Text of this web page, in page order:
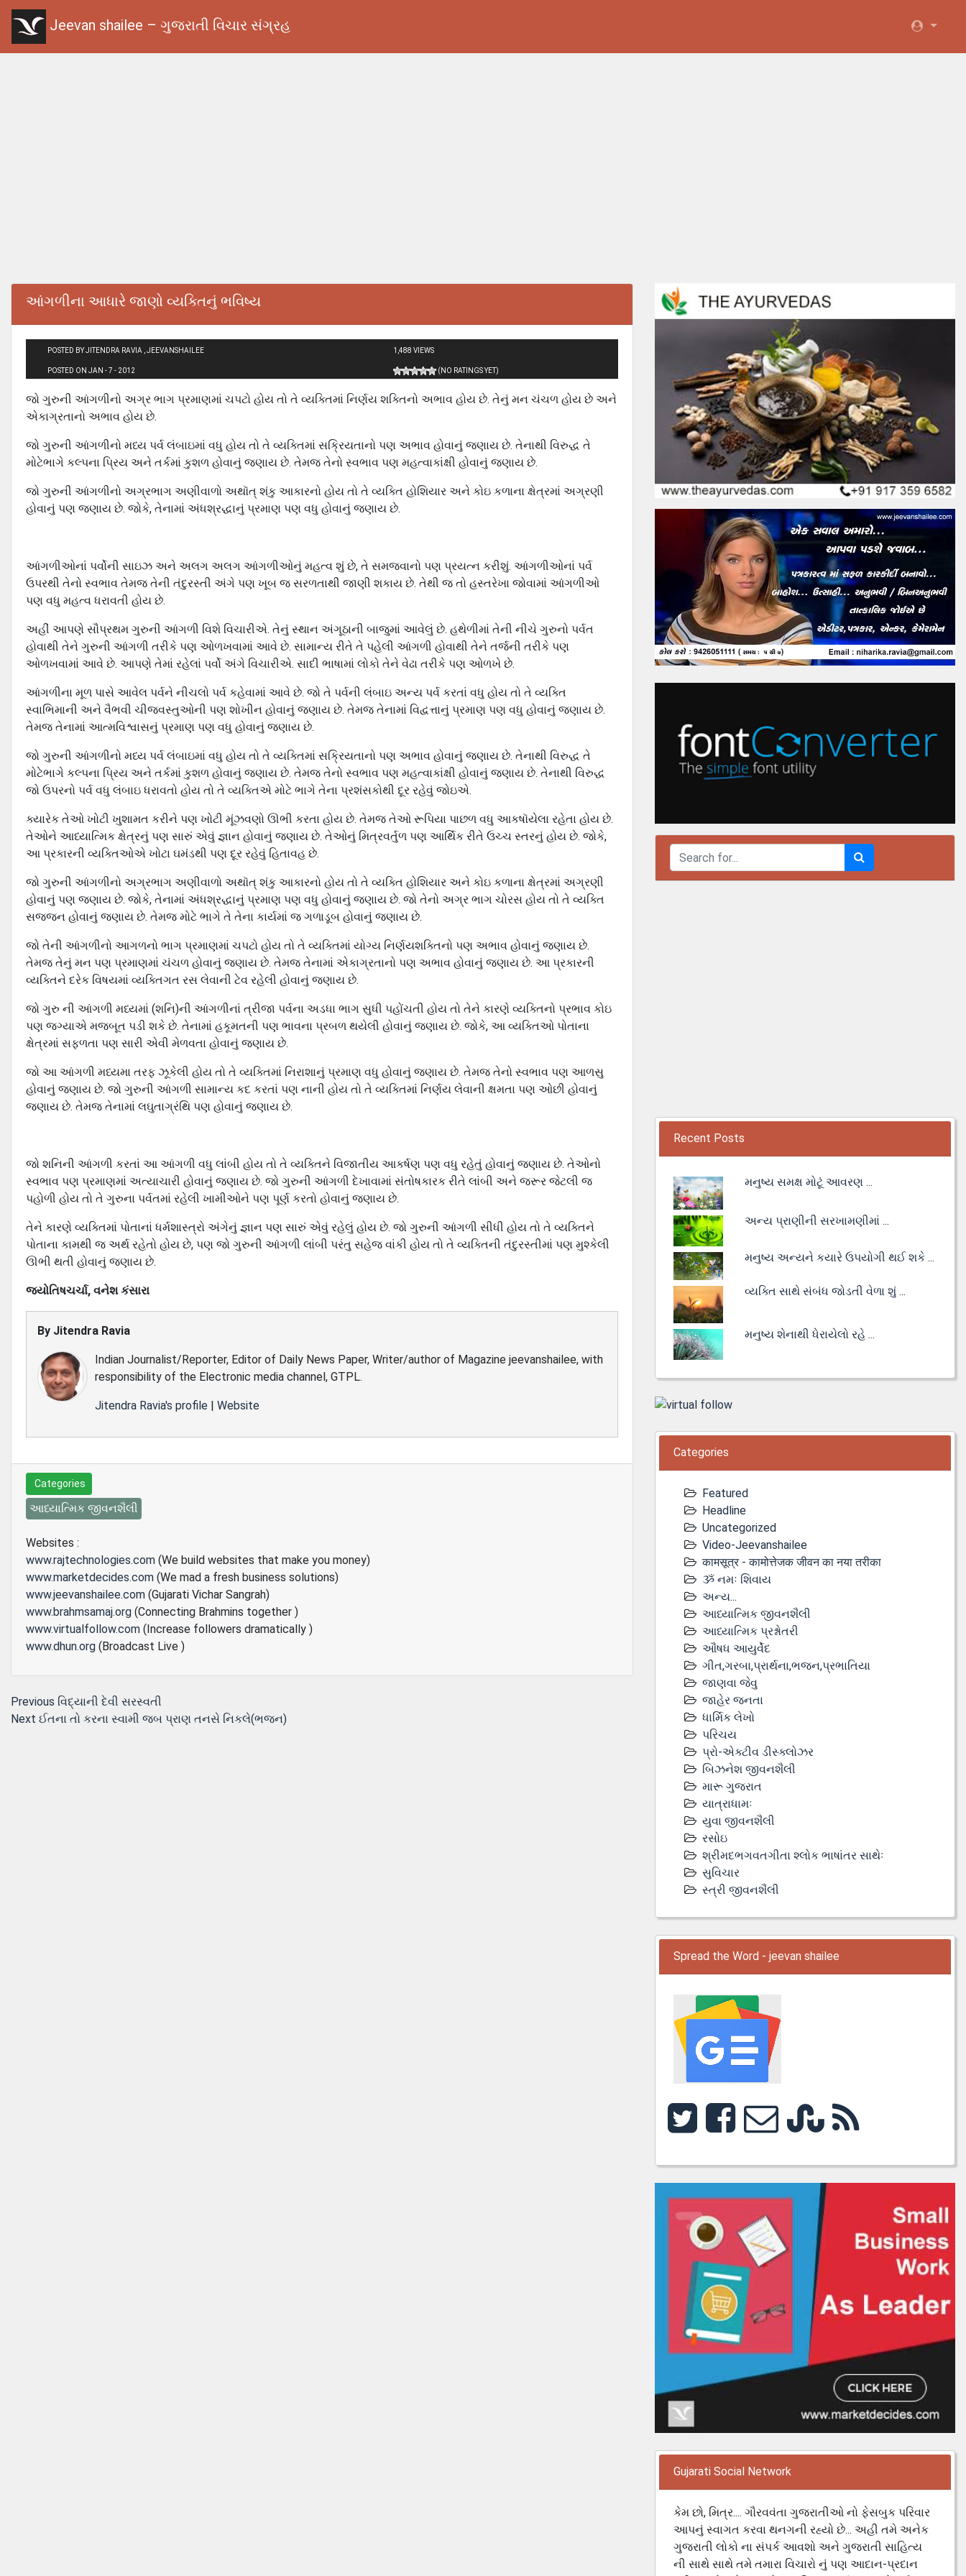
Jeevan shailee – ગુજરાતી વિચાર સંગ્રહ
આંગળીના આધારે જાણો વ્યક્તિનું ભવિષ્ય
POSTED BY JITENDRA RAVIA , JEEVANSHAILEE
POSTED ON JAN - 7 - 2012
1,488 VIEWS
(NO RATINGS YET)
જો ગુરુની આંગળીનો અગ્ર ભાગ પ્રમાણમાં ચપટો હોય તો તે વ્યક્તિમાં નિર્ણય શક્તિનો અભાવ હોય છે. તેનું મન ચંચળ હોય છે અને
એકાગ્રતાનો અભાવ હોય છે.
જો ગુરુની આંગળીનો મધ્ય પર્વ લંબાઇમાં વધુ હોય તો તે વ્યક્તિમાં સક્રિયતાનો પણ અભાવ હોવાનું જણાય છે. તેનાથી વિરુદ્ધ તે
મોટેભાગે કલ્પના પ્રિય અને તર્કમાં કુશળ હોવાનું જણાય છે. તેમજ તેનો સ્વભાવ પણ મહત્વાકાંક્ષી હોવાનું જણાય છે.
જો ગુરુની આંગળીનો અગ્રભાગ અણીવાળો અથૉત્ શંકુ આકારનો હોય તો તે વ્યક્તિ હોશિયાર અને કોઇ કળાના ક્ષેત્રમાં અગ્રણી
હોવાનું પણ જણાય છે. જોકે, તેનામાં અંધશ્રદ્ધાનું પ્રમાણ પણ વધુ હોવાનું જણાય છે.
આંગળીઓનાં પર્વોની સાઇઝ અને અલગ અલગ આંગળીઓનું મહત્વ શું છે, તે સમજવાનો પણ પ્રયત્ન કરીશું. આંગળીઓનાં પર્વ
ઉપરથી તેનો સ્વભાવ તેમજ તેની તંદુરસ્તી અંગે પણ ખૂબ જ સરળતાથી જાણી શકાય છે. તેથી જ તો હસ્તરેખા જોવામાં આંગળીઓ
પણ વધુ મહત્વ ધરાવતી હોય છે.
અહીં આપણે સૌપ્રથમ ગુરુની આંગળી વિશે વિચારીએ. તેનું સ્થાન અંગૂઠાની બાજુમાં આવેલું છે. હથેળીમાં તેની નીચે ગુરુનો પર્વત
હોવાથી તેને ગુરુની આંગળી તરીકે પણ ઓળખવામાં આવે છે. સામાન્ય રીતે તે પહેલી આંગળી હોવાથી તેને તર્જની તરીકે પણ
ઓળખવામાં આવે છે. આપણે તેમાં રહેલાં પર્વો અંગે વિચારીએ. સાદી ભાષામાં લોકો તેને વેઢા તરીકે પણ ઓળખે છે.
આંગળીના મૂળ પાસે આવેલ પર્વને નીચલો પર્વ કહેવામાં આવે છે. જો તે પર્વની લંબાઇ અન્ય પર્વ કરતાં વધુ હોય તો તે વ્યક્તિ
સ્વાભિમાની અને વૈભવી ચીજવસ્તુઓની પણ શોખીન હોવાનું જણાય છે. તેમજ તેનામાં વિદ્વત્તાનું પ્રમાણ પણ વધુ હોવાનું જણાય છે.
તેમજ તેનામાં આત્મવિશ્વાસનું પ્રમાણ પણ વધુ હોવાનું જણાય છે.
જો ગુરુની આંગળીનો મધ્ય પર્વ લંબાઇમાં વધુ હોય તો તે વ્યક્તિમાં સક્રિયતાનો પણ અભાવ હોવાનું જણાય છે. તેનાથી વિરુદ્ધ તે
મોટેભાગે કલ્પના પ્રિય અને તર્કમાં કુશળ હોવાનું જણાય છે. તેમજ તેનો સ્વભાવ પણ મહત્વાકાંક્ષી હોવાનું જણાય છે. તેનાથી વિરુદ્ધ
જો ઉપરનો પર્વ વધુ લંબાઇ ધરાવતો હોય તો તે વ્યક્તિએ મોટે ભાગે તેના પ્રશંસકોથી દૂર રહેવું જોઇએ.
ક્યારેક તેઓ ખોટી ખુશામત કરીને પણ ખોટી મૂંઝવણો ઊભી કરતા હોય છે. તેમજ તેઓ રૂપિયા પાછળ વધુ આકષૉયેલા રહેતા હોય છે.
તેઓને આધ્યાત્મિક ક્ષેત્રનું પણ સારું એવું જ્ઞાન હોવાનું જણાય છે. તેઓનું મિત્રવર્તુળ પણ આર્થિક રીતે ઉચ્ચ સ્તરનું હોય છે. જોકે,
આ પ્રકારની વ્યક્તિઓએ ખોટા ઘમંડથી પણ દૂર રહેવું હિતાવહ છે.
જો ગુરુની આંગળીનો અગ્રભાગ અણીવાળો અથૉત્ શંકુ આકારનો હોય તો તે વ્યક્તિ હોશિયાર અને કોઇ કળાના ક્ષેત્રમાં અગ્રણી
હોવાનું પણ જણાય છે. જોકે, તેનામાં અંધશ્રદ્ધાનું પ્રમાણ પણ વધુ હોવાનું જણાય છે. જો તેનો અગ્ર ભાગ ચોરસ હોય તો તે વ્યક્તિ
સજ્જન હોવાનું જણાય છે. તેમજ મોટે ભાગે તે તેના કાર્યમાં જ ગળાડૂબ હોવાનું જણાય છે.
જો તેની આંગળીનો આગળનો ભાગ પ્રમાણમાં ચપટો હોય તો તે વ્યક્તિમાં યોગ્ય નિર્ણયશક્તિનો પણ અભાવ હોવાનું જણાય છે.
તેમજ તેનું મન પણ પ્રમાણમાં ચંચળ હોવાનું જણાય છે. તેમજ તેનામાં એકાગ્રતાનો પણ અભાવ હોવાનું જણાય છે. આ પ્રકારની
વ્યક્તિને દરેક વિષયમાં વ્યક્તિગત રસ લેવાની ટેવ રહેલી હોવાનું જણાય છે.
જો ગુરુ ની આંગળી મધ્યમાં (શનિ)ની આંગળીનાં ત્રીજા પર્વના અડધા ભાગ સુધી પહોંચતી હોય તો તેને કારણે વ્યક્તિનો પ્રભાવ કોઇ
પણ જગ્યાએ મજબૂત પડી શકે છે. તેનામાં હકૂમતની પણ ભાવના પ્રબળ થયેલી હોવાનું જણાય છે. જોકે, આ વ્યક્તિઓ પોતાના
ક્ષેત્રમાં સફળતા પણ સારી એવી મેળવતા હોવાનું જણાય છે.
જો આ આંગળી મધ્યમા તરફ ઝૂકેલી હોય તો તે વ્યક્તિમાં નિરાશાનું પ્રમાણ વધુ હોવાનું જણાય છે. તેમજ તેનો સ્વભાવ પણ આળસુ
હોવાનું જણાય છે. જો ગુરુની આંગળી સામાન્ય કદ કરતાં પણ નાની હોય તો તે વ્યક્તિમાં નિર્ણય લેવાની ક્ષમતા પણ ઓછી હોવાનું
જણાય છે. તેમજ તેનામાં લઘુતાગ્રંથિ પણ હોવાનું જણાય છે.
જો શનિની આંગળી કરતાં આ આંગળી વધુ લાંબી હોય તો તે વ્યક્તિને વિજાતીય આકર્ષણ પણ વધુ રહેતું હોવાનું જણાય છે. તેઓનો
સ્વભાવ પણ પ્રમાણમાં અત્યાચારી હોવાનું જણાય છે. જો ગુરુની આંગળી દેખાવામાં સંતોષકારક રીતે લાંબી અને જરૂર જેટલી જ
પહોળી હોય તો તે ગુરુના પર્વતમાં રહેલી ખામીઓને પણ પૂર્ણ કરતો હોવાનું જણાય છે.
તેને કારણે વ્યક્તિમાં પોતાનાં ધર્મશાસ્ત્રો અંગેનું જ્ઞાન પણ સારું એવું રહેલું હોય છે. જો ગુરુની આંગળી સીધી હોય તો તે વ્યક્તિને
પોતાના કામથી જ અર્થ રહેતો હોય છે, પણ જો ગુરુની આંગળી લાંબી પરંતુ સહેજ વાંકી હોય તો તે વ્યક્તિની તંદુરસ્તીમાં પણ મુશ્કેલી
ઊભી થતી હોવાનું જણાય છે.
જ્યોતિષચર્ચા, વનેશ કંસારા
By Jitendra Ravia
Indian Journalist/Reporter, Editor of Daily News Paper, Writer/author of Magazine jeevanshailee, with
responsibility of the Electronic media channel, GTPL.
Jitendra Ravia's profile | Website
Categories
આધ્યાત્મિક જીવનશૈલી
Websites :
www.rajtechnologies.com (We build websites that make you money)
www.marketdecides.com (We mad a fresh business solutions)
www.jeevanshailee.com (Gujarati Vichar Sangrah)
www.brahmsamaj.org (Connecting Brahmins together )
www.virtualfollow.com (Increase followers dramatically )
www.dhun.org (Broadcast Live )
Post
Previous Previous
post:
વિદ્યાની દેવી સરસ્‍વતી
Next Next
ઈતના તો કરના સ્વામી જબ પ્રાણ તનસે નિકલે(ભજન)
Recent Posts
મનુષ્ય સમક્ષ મોટૂં આવરણ ...
અન્ય પ્રાણીની સરખામણીમાં ...
મનુષ્ય અન્યને કયારે ઉપયોગી થઈ શકે ...
વ્યક્તિ સાથે સંબંધ જોડતી વેળા શું ...
મનુષ્ય શેનાથી ધેરાયેલો રહે ...
Categories
Featured
Headline
Uncategorized
Video-Jeevanshailee
कामसूत्र - कामोत्तेजक जीवन का नया तरीका
ૐ નમઃ શિવાય
અન્ય...
આધ્યાત્મિક જીવનશૈલી
આધ્યાત્મિક પ્રશ્નોતરી
ઔષધ આયુર્વેદ
ગીત,ગરબા,પ્રાર્થના,ભજન,પ્રભાતિયા
જાણવા જેવુ
જાહેર જનતા
ધાર્મિક લેખો
પરિચય
પ્રો-એક્ટીવ ડીસ્‍ક્લોઝર
બિઝનેશ જીવનશૈલી
મારૂ ગુજરાત
યાત્રાધામઃ
યુવા જીવનશૈલી
રસોઇ
શ્રીમદભગવતગીતા શ્લોક ભાષાંતર સાથેઃ
સુવિચાર
સ્ત્રી જીવનશૈલી
Spread the Word - jeevan shailee
Gujarati Social Network
કેમ છો, મિત્ર.... ગૌરવવંતા ગુજરાતીઓ નો ફેસબુક પરિવાર
આપનું સ્વાગત કરવા થનગની રહ્યો છે... અહી તમે અનેક
ગુજરાતી લોકો ના સંપર્ક આવશો અને ગુજરાતી સાહિત્ય
ની સાથે સાથે તમે તમારા વિચારો નું પણ આદાન-પ્રદાન